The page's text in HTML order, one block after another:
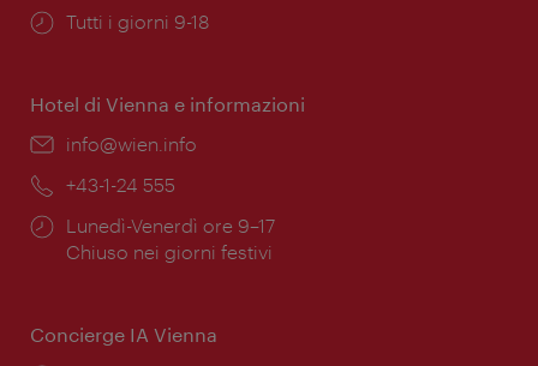
Orari
Tutti i giorni 9-18
Hotel di Vienna e informazioni
Email:
info@wien.info
Telefono:
+43-1-24 555
Orari
di
Lunedì-Venerdì ore 9–17
Chiuso nei giorni festivi
Concierge IA Vienna